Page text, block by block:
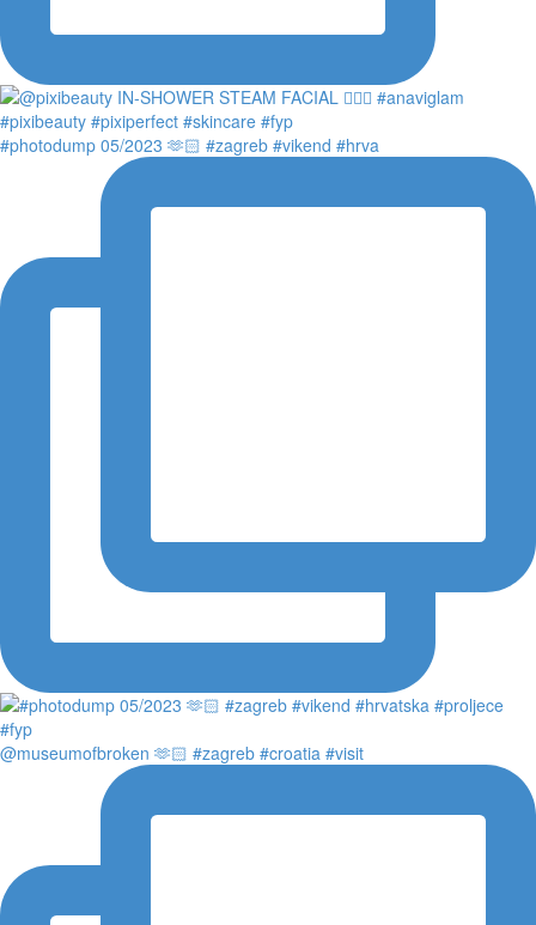
#photodump 05/2023 🫶🏻 #zagreb #vikend #hrva
@museumofbroken 🫶🏻 #zagreb #croatia #visit